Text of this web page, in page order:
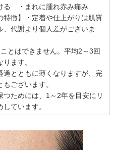
る ・まれに腫れ赤み痛み
特徴】・定着や仕上がりは肌質
、代謝より個人差がございま
とはできません。平均2～3回
ます。
過とともに薄くなりますが、完
ございます。
つためには、1～2年を目安にリ
ています。